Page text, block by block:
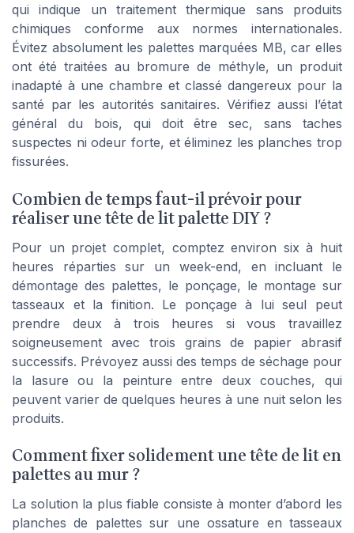
qui indique un traitement thermique sans produits
chimiques conforme aux normes internationales.
Évitez absolument les palettes marquées MB, car elles
ont été traitées au bromure de méthyle, un produit
inadapté à une chambre et classé dangereux pour la
santé par les autorités sanitaires. Vérifiez aussi l’état
général du bois, qui doit être sec, sans taches
suspectes ni odeur forte, et éliminez les planches trop
fissurées.
Combien de temps faut-il prévoir pour
réaliser une tête de lit palette DIY ?
Pour un projet complet, comptez environ six à huit
heures réparties sur un week-end, en incluant le
démontage des palettes, le ponçage, le montage sur
tasseaux et la finition. Le ponçage à lui seul peut
prendre deux à trois heures si vous travaillez
soigneusement avec trois grains de papier abrasif
successifs. Prévoyez aussi des temps de séchage pour
la lasure ou la peinture entre deux couches, qui
peuvent varier de quelques heures à une nuit selon les
produits.
Comment fixer solidement une tête de lit en
palettes au mur ?
La solution la plus fiable consiste à monter d’abord les
planches de palettes sur une ossature en tasseaux